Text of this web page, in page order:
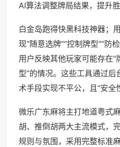
AI算法调整牌局结果，提升胜
白金岛跑得快黑科技神器；
现“随意选牌”“控制牌型”“防
用户反映其他玩家可能存在“
型”的情况。这些工具通过
术手段实现不平公，且“安全
微乐广东麻将主打地道粤式
胡、推倒胡两大主流模式，
规则与氛围，采用完整标准